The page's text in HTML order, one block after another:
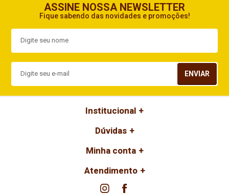
ASSINE NOSSA NEWSLETTER
Fique sabendo das novidades e promoções!
ENVIAR
Institucional
Dúvidas
Minha conta
Atendimento